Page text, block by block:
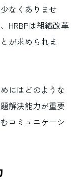
なくありませ
HRBPは組織改革
が求められま
にはどのような
解決能力が重要
コミュニケーシ